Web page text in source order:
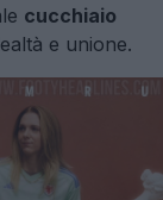
cucchiaio
e unione.